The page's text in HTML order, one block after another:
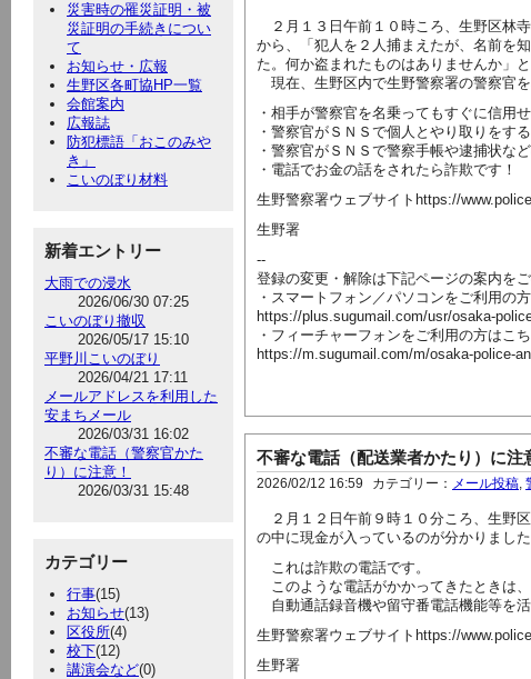
災害時の罹災証明・被
災証明の手続きについ
て
お知らせ・広報
生野区各町協HP一覧
会館案内
広報誌
防犯標語「おこのみや
き」
こいのぼり材料
新着エントリー
大雨での浸水
2026/06/30 07:25
こいのぼり撤収
2026/05/17 15:10
平野川こいのぼり
2026/04/21 17:11
メールアドレスを利用した
安まちメール
2026/03/31 16:02
不審な電話（警察官かた
り）に注意！
2026/03/31 15:48
カテゴリー
行事(15)
お知らせ(13)
区役所(4)
校下(12)
講演会など(0)
２月１３日午前１０時ころ、生野区林
から、「犯人を２人捕まえたが、名前を
た。何か盗まれたものはありませんか」
現在、生野区内で生野警察署の警察官
・相手が警察官を名乗ってもすぐに信用
・警察官がＳＮＳで個人とやり取りをす
・警察官がＳＮＳで警察手帳や逮捕状な
・電話でお金の話をされたら詐欺です！
生野警察署ウェブサイトhttps://
生野署
--
登録の変更・解除は下記ページの案内をご
・スマートフォン／パソコンをご利用の
https://plus.sugumail.com/usr/osaka-
・フィーチャーフォンをご利用の方はこち
https://m.sugumail.com/m/osaka-police-
不審な電話（配送業者かたり）に注
2026/02/12 16:59 カテゴリー： メール投稿
２月１２日午前９時１０分ころ、生野
の中に現金が入っているのが分かりまし
これは詐欺の電話です。
このような電話がかかってきたときは
自動通話録音機や留守番電話機能等を
生野警察署ウェブサイトhttps://
生野署